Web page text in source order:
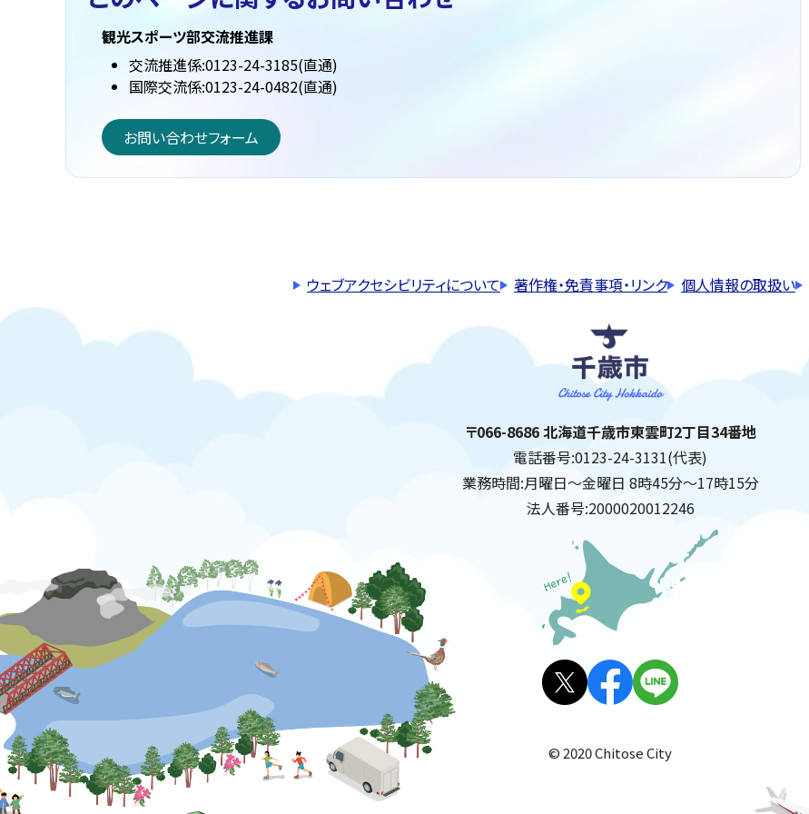
観光スポーツ部交流推進課
交流推進係:0123-24-3185(直通)
国際交流係:0123-24-0482(直通)
お問い合わせフォーム
ウェブアクセシビリティについて 著作権・免責事項・リンク 個人情報の取扱い
千歳市
住所:
〒066-8686 北海道千歳市東雲町2丁目34番地
電話番号:0123-24-3131(代表)
業務時間:月曜日～金曜日 8時45分～17時15分
法人番号:2000020012246
公式SNS
er)
© 2020 Chitose City